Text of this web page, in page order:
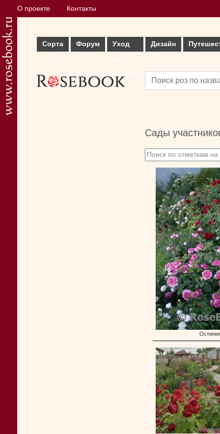
О проекте Контакты
Сорта
Форум
Уход
Дизайн
Сады
Остинки